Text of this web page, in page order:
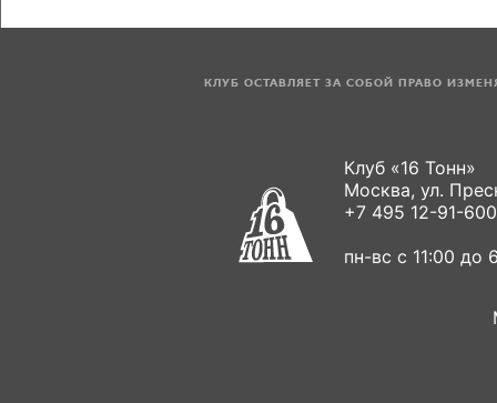
КЛУБ ОСТАВЛЯЕТ ЗА СОБОЙ ПРАВО
Клуб «16 Тонн»
Москва, ул.
+7 495 12-91-
пн-вс с 11:00 до